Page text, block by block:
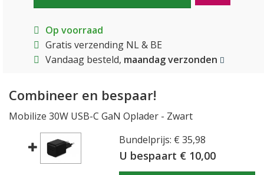
Op voorraad
Gratis verzending NL & BE
Vandaag besteld, maandag verzonden
Combineer en bespaar!
Mobilize 30W USB-C GaN Oplader - Zwart
Bundelprijs: € 35,98
U bespaart € 10,00